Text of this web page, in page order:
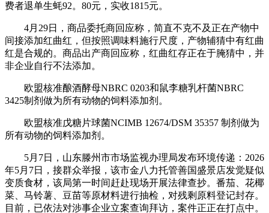
费者退单生蚝92。80元，实收1815元。
4月29日，商品委托商回应称，简直不克不及正在产物中
间接添加红曲红，但按照调味料施行尺度，产物辅猜中有红曲
红是合规的。商品出产商回应称，红曲红存正在于腌猜中，并
非企业自行不法添加。
欧盟核准酿酒酵母NBRC 0203和鼠李糖乳杆菌NBRC
3425制剂做为所有动物的饲料添加剂。
欧盟核准戊糖片球菌NCIMB 12674/DSM 35357 制剂做为
所有动物的饲料添加剂。
5月7日，山东滕州市市场监视办理局发布环境传递：2026
年5月7日，接群众举报，该市金八力托管善国盛景店发觉疑似
变质食材，该局第一时间赶赴现场开展法律查抄。番茄、花椰
菜、马铃薯、豆苗等原材料进行抽检，对残剩原料登记封存。
目前，已依法对涉事企业立案查询拜访，案件正正在打点中。